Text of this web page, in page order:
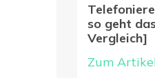
so geht
Vergleich]
Zum